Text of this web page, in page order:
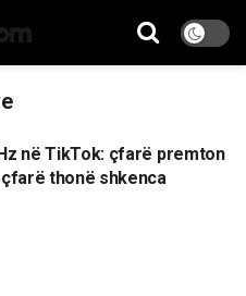
në TikTok: çfarë premton
thonë shkenca